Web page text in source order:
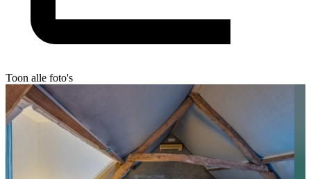
Toon alle foto's